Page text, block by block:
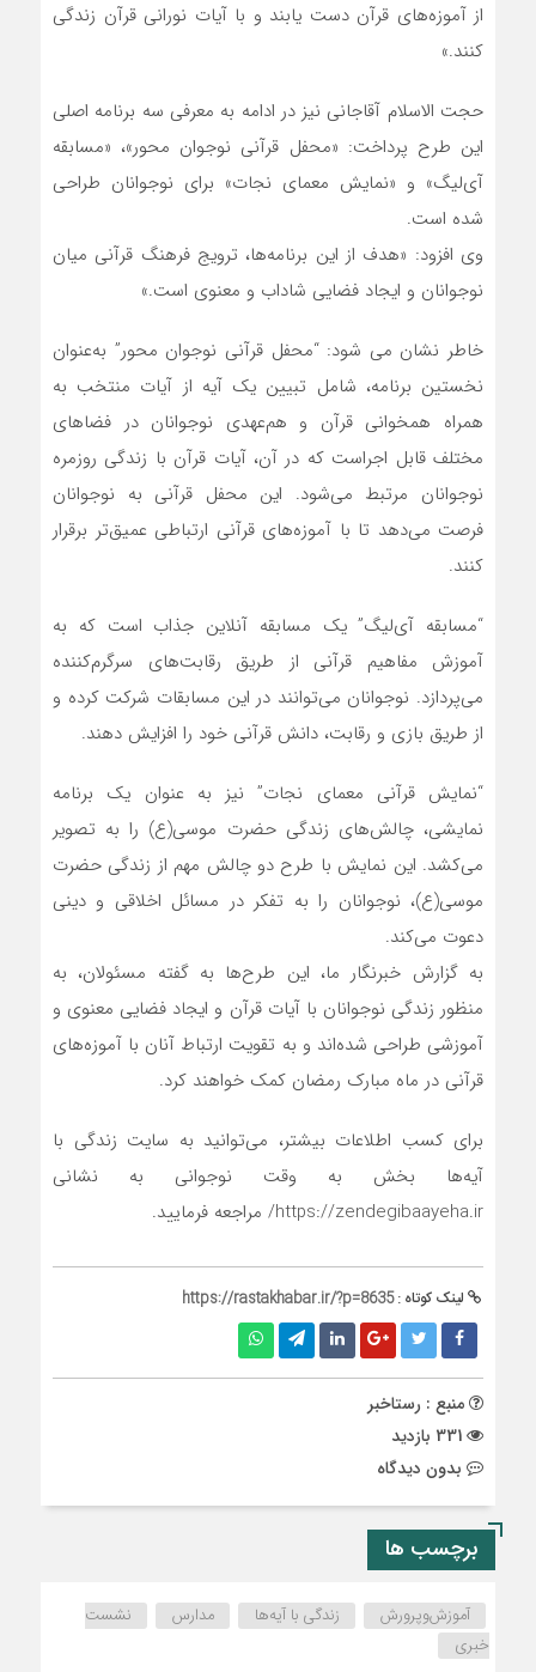
از آموزه‌های قرآن دست یابند و با آیات نورانی قرآن زندگی
کنند.»
حجت الاسلام آقاجانی نیز در ادامه به معرفی سه برنامه اصلی
این طرح پرداخت: «محفل قرآنی نوجوان محور»، «مسابقه
آی‌لیگ» و «نمایش معمای نجات» برای نوجوانان طراحی
شده است.
وی افزود: «هدف از این برنامه‌ها، ترویج فرهنگ قرآنی میان
نوجوانان و ایجاد فضایی شاداب و معنوی است.»
خاطر نشان می شود: “محفل قرآنی نوجوان محور” به‌عنوان
نخستین برنامه، شامل تبیین یک آیه از آیات منتخب به
همراه همخوانی قرآن و هم‌عهدی نوجوانان در فضاهای
مختلف قابل اجراست که در آن، آیات قرآن با زندگی روزمره
نوجوانان مرتبط می‌شود. این محفل قرآنی به نوجوانان
فرصت می‌دهد تا با آموزه‌های قرآنی ارتباطی عمیق‌تر برقرار
کنند.
“مسابقه آی‌لیگ” یک مسابقه آنلاین جذاب است که به
آموزش مفاهیم قرآنی از طریق رقابت‌های سرگرم‌کننده
می‌پردازد. نوجوانان می‌توانند در این مسابقات شرکت کرده و
از طریق بازی و رقابت، دانش قرآنی خود را افزایش دهند.
“نمایش قرآنی معمای نجات” نیز به عنوان یک برنامه
نمایشی، چالش‌های زندگی حضرت موسی(ع) را به تصویر
می‌کشد. این نمایش با طرح دو چالش مهم از زندگی حضرت
موسی(ع)، نوجوانان را به تفکر در مسائل اخلاقی و دینی
دعوت می‌کند.
به گزارش خبرنگار ما، این طرح‌ها به گفته مسئولان، به
منظور زندگی نوجوانان با آیات قرآن و ایجاد فضایی معنوی و
آموزشی طراحی شده‌اند و به تقویت ارتباط آنان با آموزه‌های
قرآنی در ماه مبارک رمضان کمک خواهند کرد.
برای کسب اطلاعات بیشتر، می‌توانید به سایت زندگی با
آیه‌ها بخش به وقت نوجوانی به نشانی
https://zendegibaayeha.ir/ مراجعه فرمایید.
لینک کوتاه :https://rastakhabar.ir/?p=8635
منبع : رستاخبر
بدون دیدگاه
برچسب ها
آموزش‌‌‌و‌پرورش زندگی با آیه‌ها مدارس
نشست
خبری